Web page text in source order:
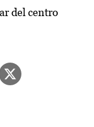
del centro